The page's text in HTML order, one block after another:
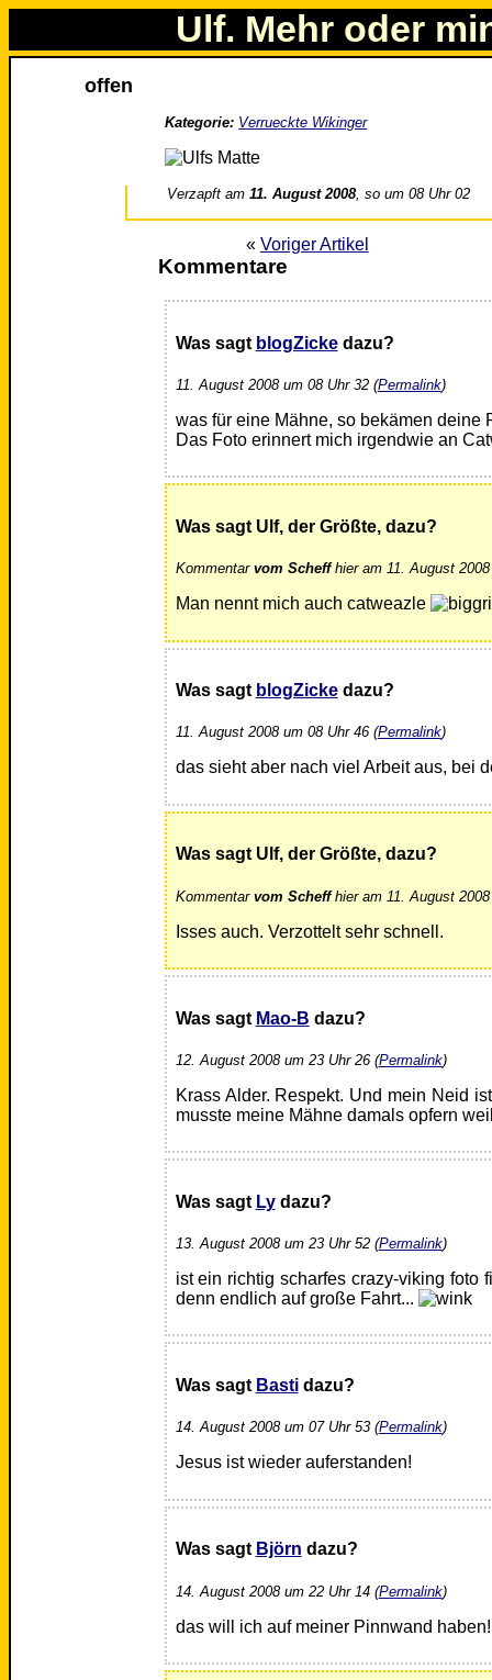
Ulf. Mehr oder
offen
Kategorie: Verrueckte Wikinger
Verzapft am11. August 2008, so um 08 Uhr 02
« Voriger Artikel
Kommentare
Was sagt blogZickedazu?
11. August 2008 um 08 Uhr 32 (Permalink)
was für eine Mähne, so bekämen deine
Das Foto erinnert mich irgendwie an
Was sagt Ulf, der Größte, dazu?
Kommentar vom Scheffhier am 11. August
Man nennt mich auch catweazle
Was sagt blogZickedazu?
11. August 2008 um 08 Uhr 46 (Permalink)
das sieht aber nach viel Arbeit aus, bei
Was sagt Ulf, der Größte, dazu?
Kommentar vom Scheffhier am 11. August
Isses auch. Verzottelt sehr schnell.
Was sagt Mao-B dazu?
12. August 2008 um 23 Uhr 26 (Permalink)
Krass Alder. Respekt. Und mein Neid
musste meine Mähne damals opfern
Was sagt Lydazu?
13. August 2008 um 23 Uhr 52 (Permalink)
ist ein richtig scharfes crazy-viking foto
denn endlich auf große Fahrt...
Was sagt Bastidazu?
14. August 2008 um 07 Uhr 53 (Permalink)
Jesus ist wieder auferstanden!
Was sagt Björn dazu?
14. August 2008 um 22 Uhr 14 (Permalink)
das will ich auf meiner Pinnwand